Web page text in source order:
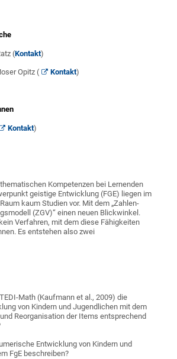
(Kontakt)
Opitz ( Kontakt)
Kontakt)
Kompetenzen bei Lernenden
geistige Entwicklung (FGE) liegen im
kaum Studien vor. Mit dem „Zahlen-
(ZGV)“ einen neuen Blickwinkel.
Verfahren, mit dem diese Fähigkeiten
Es entstehen also zwei
Math (Kaufmann et al., 2009) die
von Kindern und Jugendlichen mit dem
Reorganisation der Items entsprechend
Entwicklung von Kindern und
FgE beschreiben?